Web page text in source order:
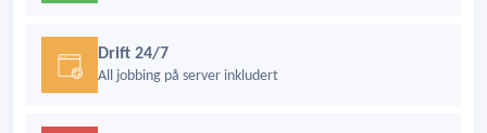
Drift 24/7
All jobbing på server inkludert